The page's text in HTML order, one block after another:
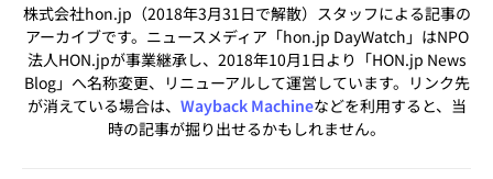
株式会社hon.jp（2018年3月31日で解散）スタッフによる記事の
アーカイブです。ニュースメディア「hon.jp DayWatch」はNPO
法人HON.jpが事業継承し、2018年10月1日より「HON.jp News
Blog」へ名称変更、リニューアルして運営しています。リンク先
が消えている場合は、 Wayback Machineなどを利用すると、当
時の記事が掘り出せるかもしれません。